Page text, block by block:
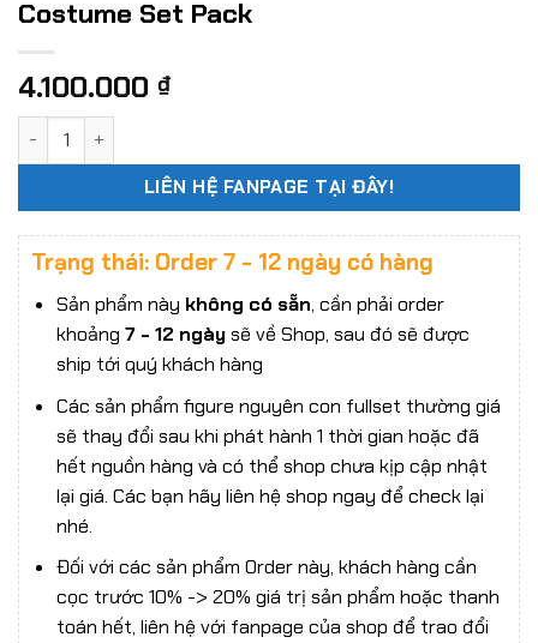
Costume Set Pack
4.100.000 ₫
LIÊN HỆ FANPAGE TẠI ĐÂY!
Trạng thái: Order 7 - 12 ngày có hàng
Sản phẩm này không có sẵn, cần phải order
khoảng 7 - 12 ngàysẽ về Shop, sau đó sẽ được
ship tới quý khách hàng
Các sản phẩm figure nguyên con fullset thường giá
sẽ thay đổi sau khi phát hành 1 thời gian hoặc đã
hết nguồn hàng và có thể shop chưa kịp cập nhật
lại giá. Các bạn hãy liên hệ shop ngay để check lại
nhé.
Đối với các sản phẩm Order này, khách hàng cần
cọc trước 10% -> 20% giá trị sản phẩm hoặc thanh
toán hết, liên hệ với fanpage của shop để trao đổi